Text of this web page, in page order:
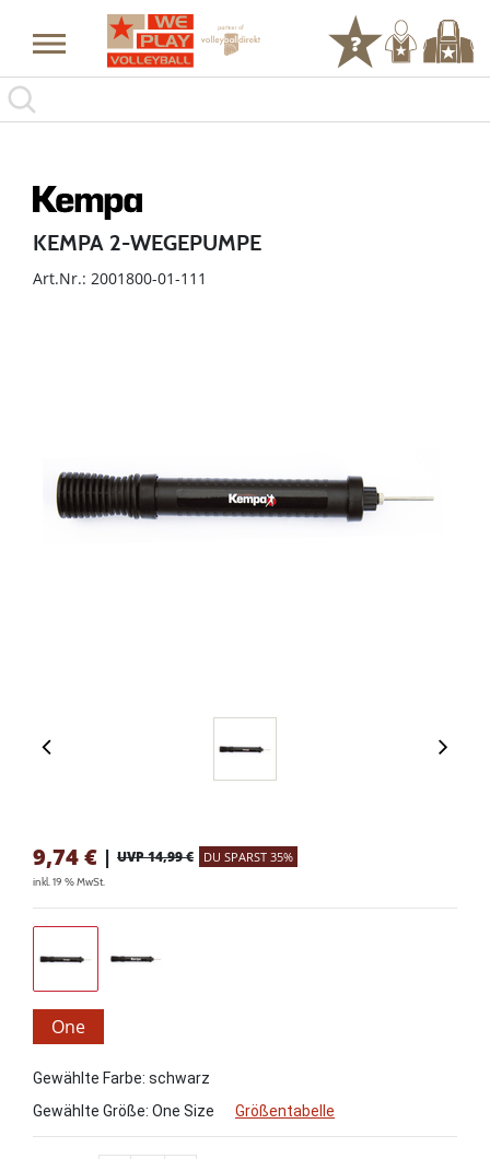
KEMPA 2-WEGEPUMPE
Art.Nr.: 2001800-01-111
9,74€ | UVP 14,99 € DU SPARST 35%
inkl. 19 % MwSt.
One
Gewählte Farbe: schwarz
Gewählte Größe: One Size Größentabelle